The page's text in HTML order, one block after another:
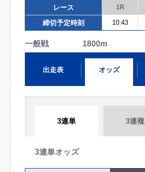
レース 1R
締切予定時刻 10:43
一般戦 1800m
出走表 オッズ
3連単 3連複
3連単オッズ